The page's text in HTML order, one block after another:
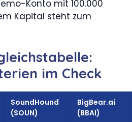
Konto mit 100.000
Kapital steht zum
im Check
SoundHound
(SOUN)
BigBear.ai
(BBAI)